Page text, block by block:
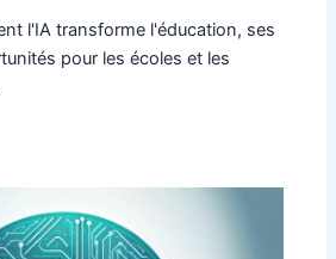
l'IA transforme l'éducation, ses
pour les écoles et les